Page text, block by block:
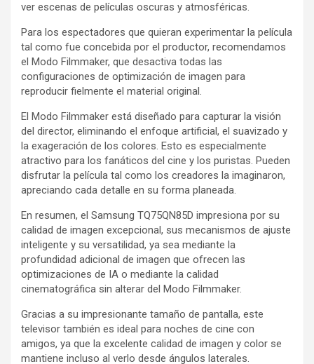
ver escenas de películas oscuras y atmosféricas.
Para los espectadores que quieran experimentar la película
tal como fue concebida por el productor, recomendamos
el Modo Filmmaker, que desactiva todas las
configuraciones de optimización de imagen para
reproducir fielmente el material original.
El Modo Filmmaker está diseñado para capturar la visión
del director, eliminando el enfoque artificial, el suavizado y
la exageración de los colores. Esto es especialmente
atractivo para los fanáticos del cine y los puristas. Pueden
disfrutar la película tal como los creadores la imaginaron,
apreciando cada detalle en su forma planeada.
En resumen, el Samsung TQ75QN85D impresiona por su
calidad de imagen excepcional, sus mecanismos de ajuste
inteligente y su versatilidad, ya sea mediante la
profundidad adicional de imagen que ofrecen las
optimizaciones de IA o mediante la calidad
cinematográfica sin alterar del Modo Filmmaker.
Gracias a su impresionante tamaño de pantalla, este
televisor también es ideal para noches de cine con
amigos, ya que la excelente calidad de imagen y color se
mantiene incluso al verlo desde ángulos laterales.